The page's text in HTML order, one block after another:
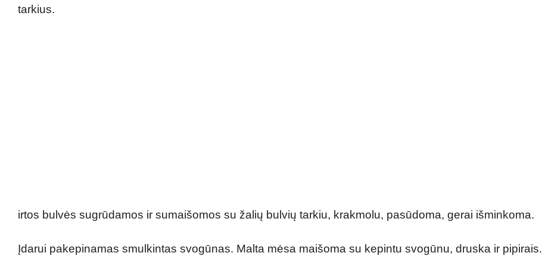
tarkius.
irtos bulvės sugrūdamos ir sumaišomos su žalių bulvių tarkiu, krakmolu, pasūdoma, gerai išminkoma.
Įdarui pakepinamas smulkintas svogūnas. Malta mėsa maišoma su kepintu svogūnu, druska ir pipirais.